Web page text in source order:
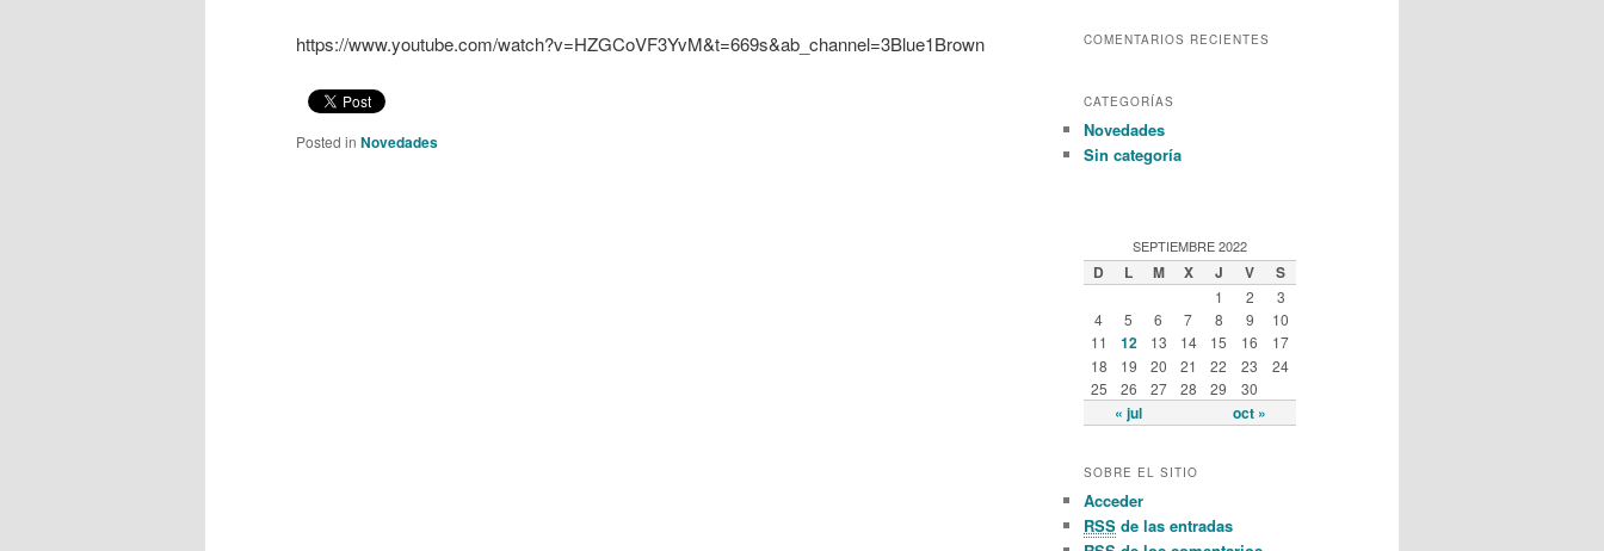
https://www.youtube.com/watch?v=HZGCoVF3YvM&t=669s&ab_channel=3Blue1Brown
Posted in Novedades
COMENTARIOS RECIENTES
CATEGORÍAS
Novedades
Sin categoría
SEPTIEMBRE 2022
D L M X J V S
« jul oct »
1 2
3
4
5 6 7 8 9
10
11
12 13 14 15 16
17
18
19 20 21 22 23
24
25
26 27 28 29 30
SOBRE EL SITIO
Acceder
RSS de las entradas